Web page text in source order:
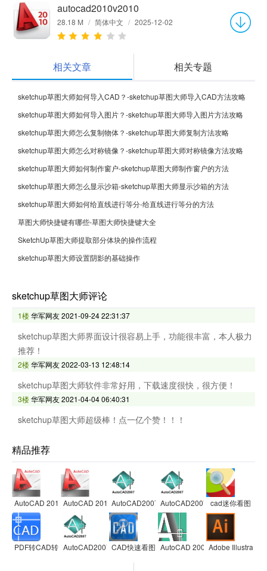
autocad2010v2010
28.18 M / 简体中文 / 2025-12-02
相关文章 相关专题
sketchup草图大师如何导入CAD？-sketchup草图大师导入CAD方法攻略
sketchup草图大师如何导入图片？-sketchup草图大师导入图片方法攻略
sketchup草图大师怎么复制物体？-sketchup草图大师复制方法攻略
sketchup草图大师怎么对称镜像？-sketchup草图大师对称镜像方法攻略
sketchup草图大师如何制作窗户-sketchup草图大师制作窗户的方法
sketchup草图大师怎么显示沙箱-sketchup草图大师显示沙箱的方法
sketchup草图大师如何给直线进行等分-给直线进行等分的方法
草图大师快捷键有哪些-草图大师快捷键大全
SketchUp草图大师提取部分体块的操作流程
sketchup草图大师设置阴影的基础操作
sketchup草图大师评论
1楼华军网友2021-09-24 22:31:37
sketchup草图大师界面设计很容易上手，功能很丰富，本人极力
推荐！
2楼华军网友2022-03-13 12:48:14
sketchup草图大师软件非常好用，下载速度很快，很方便！
3楼华军网友2021-04-04 06:40:31
sketchup草图大师超级棒！点一亿个赞！！！
精品推荐
AutoCAD 2010AutoCAD 2010AutoCAD2007 AutoCAD2007 cad迷你看图
PDF转CAD转换器软件
AutoCAD2007 CAD快速看图 AutoCAD 2004Adobe Illustrator